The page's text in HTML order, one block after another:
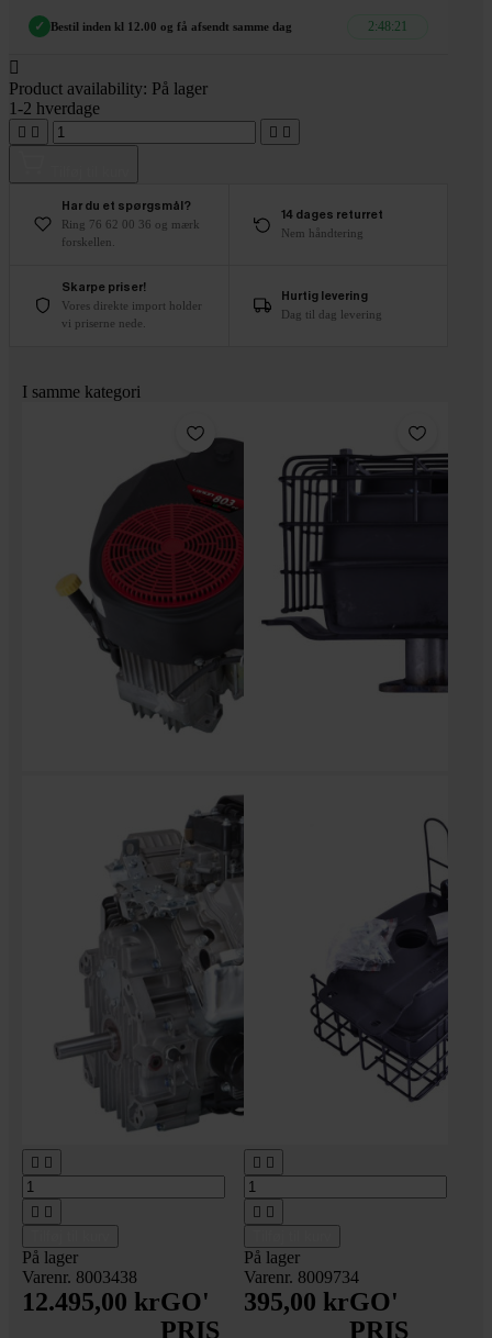
✓ Bestil inden kl 12.00 og få afsendt samme dag 2:48:20

Product availability: På lager
1-2 hverdage
   
Har du et spørgsmål?
Ring 76 62 00 36 og mærk
forskellen.
14 dages returret
Nem håndtering
Skarpe priser!
Vores direkte import holder
vi priserne nede.
Hurtig levering
Dag til dag levering
I samme kategori
 
 
På lager
Varenr. 8003438
12.495,00 krGO'
PRIS
 
 
På lager
Varenr. 8009734
395,00 krGO'
PRIS